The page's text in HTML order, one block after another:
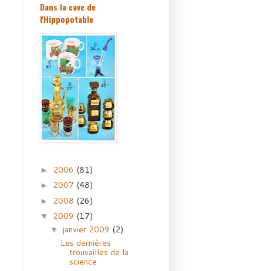
Dans la cave de
l'Hippopotable
► 2006 (81)
► 2007 (48)
► 2008 (26)
▼ 2009 (17)
▼ janvier 2009 (2)
Les dernières
trouvailles de la
science